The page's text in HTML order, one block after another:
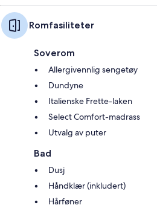
Romfasiliteter
Soverom
Allergivennlig sengetøy
Dundyne
Italienske Frette-laken
Select Comfort-madrass
Utvalg av puter
Bad
Dusj
Håndklær (inkludert)
Hårføner